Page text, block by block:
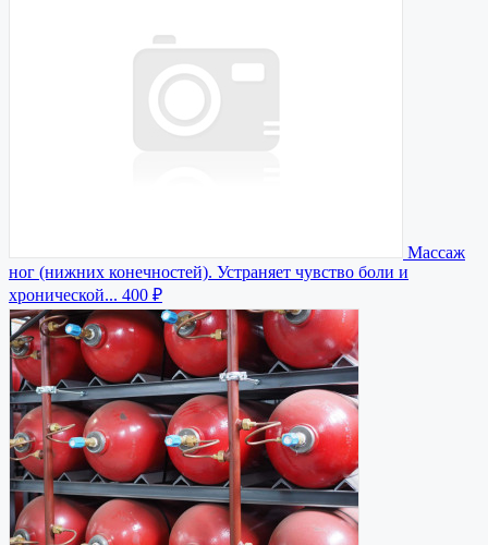
Массаж
ног (нижних конечностей). Устраняет чувство боли и
хронической... 400 ₽